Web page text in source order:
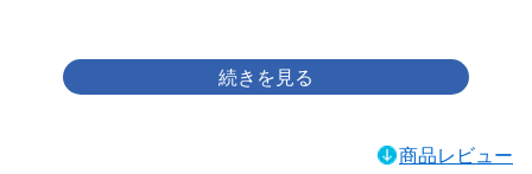
商品レビュー